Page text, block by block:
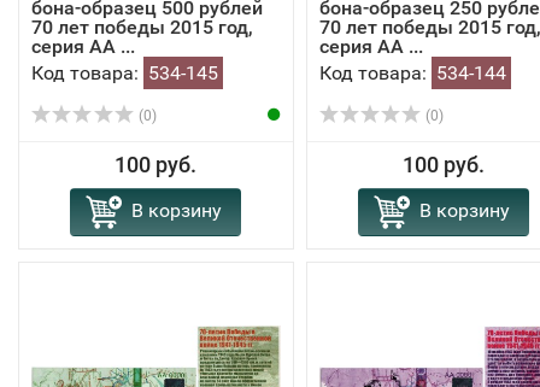
бона-образец 500 рублей
70 лет победы 2015 год,
серия АА ...
Код товара: 534-145
(0)
100 руб.
В корзину
бона-образец 250
70 лет победы 2015 год,
серия АА ...
Код товара: 534-144
(0)
100 руб.
В корзину